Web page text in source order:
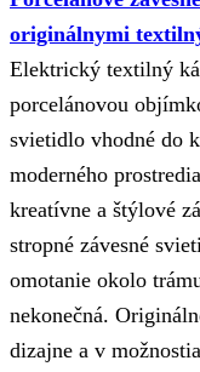
originálnymi
Elektrický textilný
porcelánovou
svietidlo vhodné do
moderného
kreatívne a štýlové
stropné závesné
omotanie okolo
nekonečná.
dizajne a v